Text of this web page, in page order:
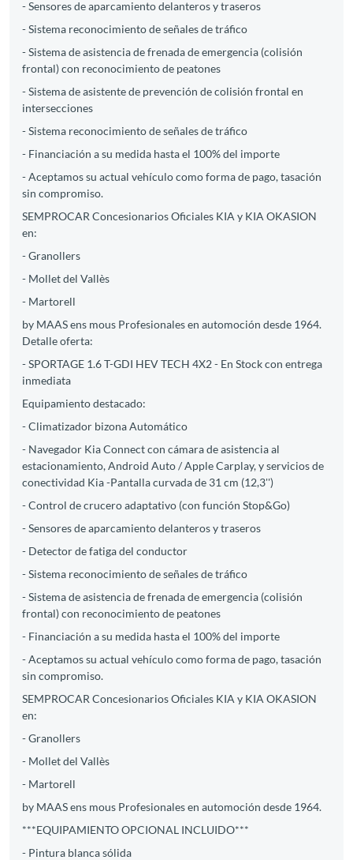
- Sensores de aparcamiento delanteros y traseros
- Sistema reconocimiento de señales de tráfico
- Sistema de asistencia de frenada de emergencia (colisión
frontal) con reconocimiento de peatones
- Sistema de asistente de prevención de colisión frontal en
intersecciones
- Sistema reconocimiento de señales de tráfico
- Financiación a su medida hasta el 100% del importe
- Aceptamos su actual vehículo como forma de pago, tasación
sin compromiso.
SEMPROCAR Concesionarios Oficiales KIA y KIA OKASION
en:
- Granollers
- Mollet del Vallès
- Martorell
by MAAS ens mous Profesionales en automoción desde 1964.
Detalle oferta:
- SPORTAGE 1.6 T-GDI HEV TECH 4X2 - En Stock con entrega
inmediata
Equipamiento destacado:
- Climatizador bizona Automático
- Navegador Kia Connect con cámara de asistencia al
estacionamiento, Android Auto / Apple Carplay, y servicios de
conectividad Kia -Pantalla curvada de 31 cm (12,3'')
- Control de crucero adaptativo (con función Stop&Go)
- Sensores de aparcamiento delanteros y traseros
- Detector de fatiga del conductor
- Sistema reconocimiento de señales de tráfico
- Sistema de asistencia de frenada de emergencia (colisión
frontal) con reconocimiento de peatones
- Financiación a su medida hasta el 100% del importe
- Aceptamos su actual vehículo como forma de pago, tasación
sin compromiso.
SEMPROCAR Concesionarios Oficiales KIA y KIA OKASION
en:
- Granollers
- Mollet del Vallès
- Martorell
by MAAS ens mous Profesionales en automoción desde 1964.
***EQUIPAMIENTO OPCIONAL INCLUIDO***
- Pintura blanca sólida